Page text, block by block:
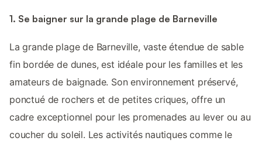
1. Se baigner sur la grande plage de Barneville
La grande plage de Barneville, vaste étendue de sable
fin bordée de dunes, est idéale pour les familles et les
amateurs de baignade. Son environnement préservé,
ponctué de rochers et de petites criques, offre un
cadre exceptionnel pour les promenades au lever ou au
coucher du soleil. Les activités nautiques comme le